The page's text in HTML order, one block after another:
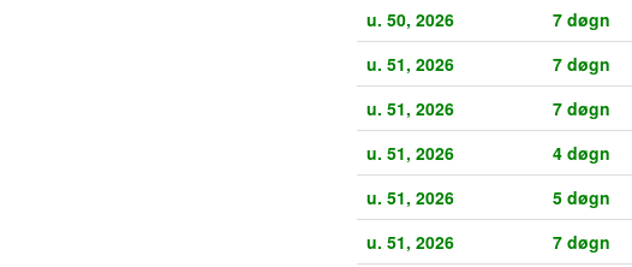
u. 50, 2026
7 døgn
u. 51, 2026
7 døgn
u. 51, 2026
7 døgn
u. 51, 2026
4 døgn
u. 51, 2026
5 døgn
u. 51, 2026
7 døgn